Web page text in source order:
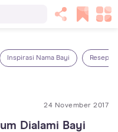
Inspirasi Nama Bayi Resep
24 November 2017
Dialami Bayi